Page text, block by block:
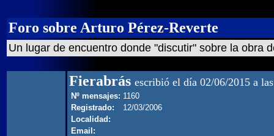
Foro sobre Arturo Pérez-Reverte
Un lugar de encuentro donde "discutir" sobre la obra
Fierabrás escribió el día 02/06/2015 a
Nº mensajes: 1160
Registrado:
12/03/2006
Localidad:
Email: